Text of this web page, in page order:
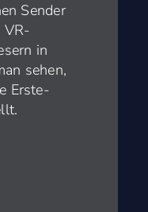
Sender
VR-
in
sehen,
Erste-